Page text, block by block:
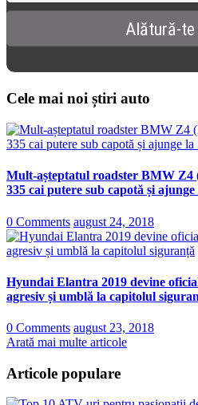
Cele mai noi știri auto
Mult-așteptatul roadster BMW Z4
335 cai putere sub capotă și
0 Comments august 24, 2018
Hyundai Elantra 2019 devine
agresiv și umblă la capitolul
0 Comments august 23, 2018
Arată mai multe articole
Articole populare